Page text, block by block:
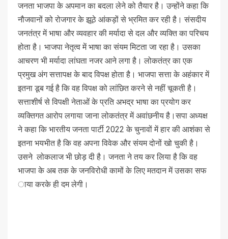
जनता भाजपा के अपमान का बदला लेने को तैयार है। उन्होंने कहा कि
नौजवानों को रोजगार के झूठे आंकड़ों से भ्रमित कर रही है। संसदीय
जनतंत्र में भाषा और व्यवहार की मर्यादा से दल और व्यक्ति का परिचय
होता है। भाजपा नेतृत्व में भाषा का संयम मिटता जा रहा है। उसका
आचरण भी मर्यादा लांघता नजर आने लगा है। लोकतंत्र का एक
प्रमुख अंग सत्तापक्ष के बाद विपक्ष होता है। भाजपा सत्ता के अहंकार में
इतना डूब गई है कि वह विपक्ष को लांछित करने से नहीं चूकती है।
सत्ताशीर्ष से विपक्षी नेताओं के प्रति अभद्र भाषा का प्रयोग कर
व्यक्तिगत आरोप लगाया जाना लोकतंत्र में अवांछनीय है।सपा अध्यक्ष
ने कहा कि भारतीय जनता पार्टी 2022 के चुनावों में हार की आशंका से
इतना भयभीत है कि वह अपना विवेक और संयम दोनों खो चुकी है।
उसने लोकलाज भी छोड़ दी है। जनता ने तय कर लिया है कि वह
भाजपा के अब तक के जनविरोधी कामों के लिए मतदान में उसका सफ
ाया करके ही दम लेगी।